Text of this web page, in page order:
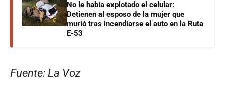
No le había explotado el celular:
Detienen al esposo de la mujer que
murió tras incendiarse el auto en la Ruta
E-53
Fuente: La Voz